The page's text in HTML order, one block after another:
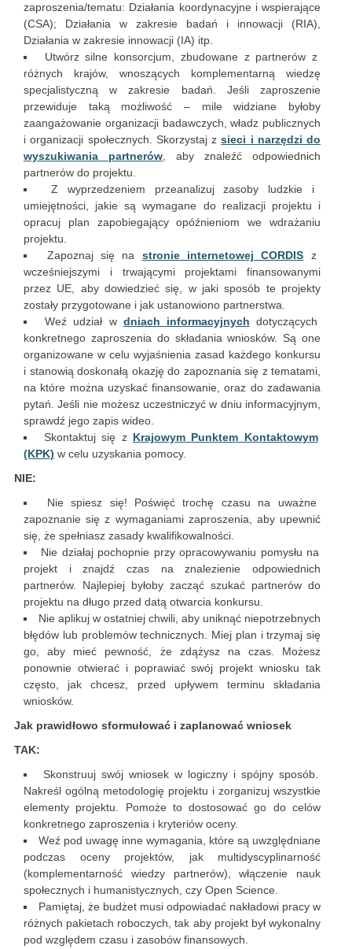
zaproszenia/tematu: Działania koordynacyjne i wspierające
(CSA); Działania w zakresie badań i innowacji (RIA),
Działania w zakresie innowacji (IA) itp.
Utwórz silne konsorcjum, zbudowane z partnerów z
różnych krajów, wnoszących komplementarną wiedzę
specjalistyczną w zakresie badań. Jeśli zaproszenie
przewiduje taką możliwość – mile widziane byłoby
zaangażowanie organizacji badawczych, władz publicznych
i organizacji społecznych. Skorzystaj zsieci i narzędzi do
wyszukiwania partnerów, aby znaleźć odpowiednich
partnerów do projektu.
Z wyprzedzeniem przeanalizuj zasoby ludzkie i
umiejętności, jakie są wymagane do realizacji projektu i
opracuj plan zapobiegający opóźnieniom we wdrażaniu
projektu.
Zapoznaj się na stronie internetowej CORDIS z
wcześniejszymi i trwającymi projektami finansowanymi
przez UE, aby dowiedzieć się, w jaki sposób te projekty
zostały przygotowane i jak ustanowiono partnerstwa.
Weź udział w dniach informacyjnych dotyczących
konkretnego zaproszenia do składania wniosków. Są one
organizowane w celu wyjaśnienia zasad każdego konkursu
i stanowią doskonałą okazję do zapoznania się z tematami,
na które można uzyskać finansowanie, oraz do zadawania
pytań. Jeśli nie możesz uczestniczyć w dniu informacyjnym,
sprawdź jego zapis wideo.
Skontaktuj się z Krajowym Punktem Kontaktowym
(KPK) w celu uzyskania pomocy.
NIE:
Nie spiesz się! Poświęć trochę czasu na uważne
zapoznanie się z wymaganiami zaproszenia, aby upewnić
się, że spełniasz zasady kwalifikowalności.
Nie działaj pochopnie przy opracowywaniu pomysłu na
projekt i znajdź czas na znalezienie odpowiednich
partnerów. Najlepiej byłoby zacząć szukać partnerów do
projektu na długo przed datą otwarcia konkursu.
Nie aplikuj w ostatniej chwili, aby uniknąć niepotrzebnych
błędów lub problemów technicznych. Miej plan i trzymaj się
go, aby mieć pewność, że zdążysz na czas. Możesz
ponownie otwierać i poprawiać swój projekt wniosku tak
często, jak chcesz, przed upływem terminu składania
wniosków.
Jak prawidłowo sformułować i zaplanować wniosek
TAK:
Skonstruuj swój wniosek w logiczny i spójny sposób.
Nakreśl ogólną metodologię projektu i zorganizuj wszystkie
elementy projektu. Pomoże to dostosować go do celów
konkretnego zaproszenia i kryteriów oceny.
Weź pod uwagę inne wymagania, które są uwzględniane
podczas oceny projektów, jak multidyscyplinarność
(komplementarność wiedzy partnerów), włączenie nauk
społecznych i humanistycznych, czy Open Science.
Pamiętaj, że budżet musi odpowiadać nakładowi pracy w
różnych pakietach roboczych, tak aby projekt był wykonalny
pod względem czasu i zasobów finansowych.